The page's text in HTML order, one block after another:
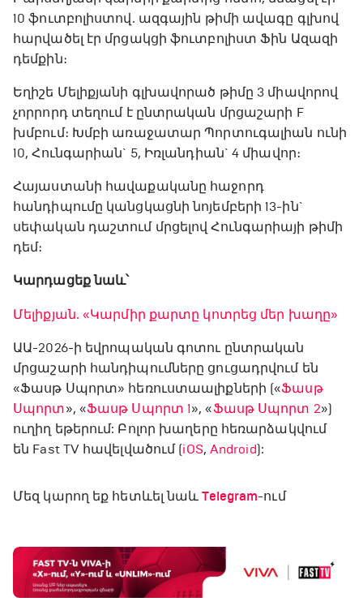
10 ֆուտբոլիստով. ազգային թիմի ավագը գլխով
հարվածել էր մրցակցի ֆուտբոլիստ Ֆին Ազազի
դեմքին։
Եղիշե Մելիքյանի գլխավորած թիմը 3 միավորով
չորրորդ տեղում է ընտրական մրցաշարի F
խմբում։ Խմբի առաջատար Պորտուգալիան ունի
10, Հունգարիան` 5, Իռլանդիան` 4 միավոր։
Հայաստանի հավաքականը հաջորդ
հանդիպումը կանցկացնի նոյեմբերի 13-ին`
սեփական դաշտում մրցելով Հունգարիայի թիմի
դեմ։
Կարդացեք նաև՝
Մելիքյան. «Կարմիր քարտը կոտրեց մեր խաղը»
ԱԱ-2026-ի եվրոպական գոտու ընտրական
մրցաշարի հանդիպումները ցուցադրվում են
«Ֆասթ Սպորտ» հեռուստաալիքների («Ֆասթ
Սպորտ», «Ֆասթ Սպորտ 1», «Ֆասթ Սպորտ 2»)
ուղիղ եթերում: Բոլոր խաղերը հեռարձակվում
են Fast TV հավելվածում (iOS, Android):
Մեզ կարող եք հետևել նաև Telegram-ում